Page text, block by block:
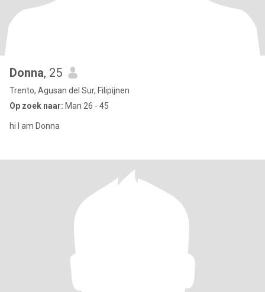
Donna, 25
Trento, Agusan del Sur, Filipijnen
Op zoek naar: Man 26 - 45
hi I am Donna